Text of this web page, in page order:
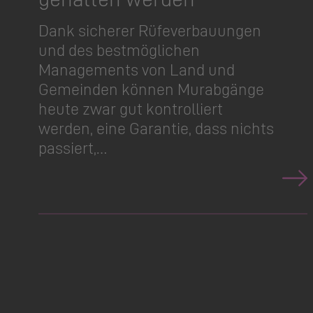
Dank sicherer Rüfeverbauungen
und des bestmöglichen
Managements von Land und
Gemeinden können Murabgänge
heute zwar gut kontrolliert
werden, eine Garantie, dass nichts
passiert,…